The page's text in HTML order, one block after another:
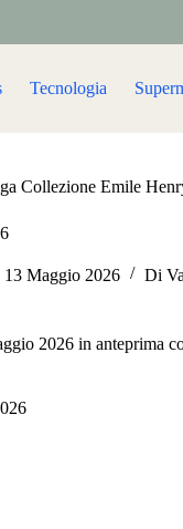
Tecnologia
Collezione Emile
13 Maggio 2026 Di
2026 in anteprima